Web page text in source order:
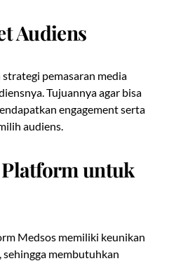
Audiens
pemasaran media
Tujuannya agar bisa
engagement serta
audiens.
untuk
Medsos memiliki keunikan
membutuhkan